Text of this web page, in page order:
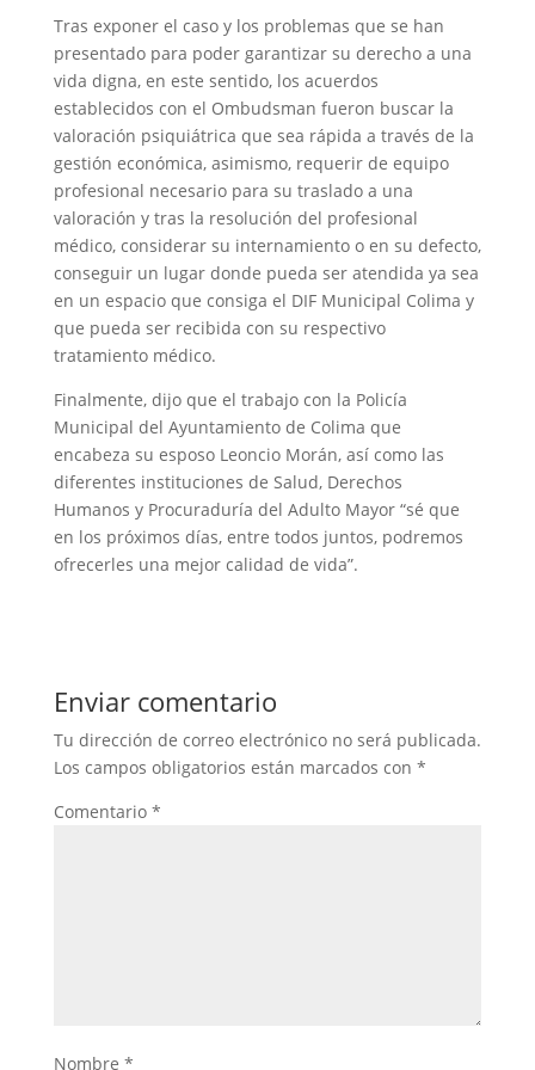
Tras exponer el caso y los problemas que se han
presentado para poder garantizar su derecho a una
vida digna, en este sentido, los acuerdos
establecidos con el Ombudsman fueron buscar la
valoración psiquiátrica que sea rápida a través de la
gestión económica, asimismo, requerir de equipo
profesional necesario para su traslado a una
valoración y tras la resolución del profesional
médico, considerar su internamiento o en su defecto,
conseguir un lugar donde pueda ser atendida ya sea
en un espacio que consiga el DIF Municipal Colima y
que pueda ser recibida con su respectivo
tratamiento médico.
Finalmente, dijo que el trabajo con la Policía
Municipal del Ayuntamiento de Colima que
encabeza su esposo Leoncio Morán, así como las
diferentes instituciones de Salud, Derechos
Humanos y Procuraduría del Adulto Mayor “sé que
en los próximos días, entre todos juntos, podremos
ofrecerles una mejor calidad de vida”.
Enviar comentario
Tu dirección de correo electrónico no será publicada.
Los campos obligatorios están marcados con *
Comentario *
Nombre *